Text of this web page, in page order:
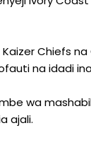
Chiefs
na idadi
wa
ajali.